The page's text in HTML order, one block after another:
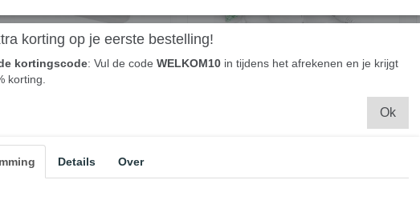
EL-EPM01 voor
korting op je eerste bestelling!
kortingscode: Vul de code WELKOM10 in tijdens het afrekenen en je krijgt
korting.
Ok
Details Over